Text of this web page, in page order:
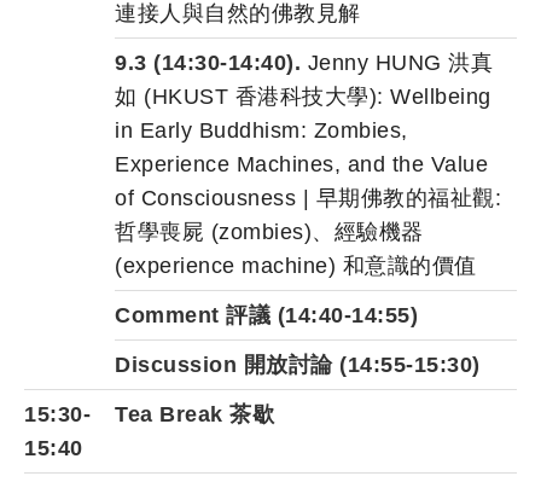
連接人與自然的佛教見解
9.3 (14:30-14:40). Jenny HUNG 洪真
如 (HKUST 香港科技大學): Wellbeing
in Early Buddhism: Zombies,
Experience Machines, and the Value
of Consciousness | 早期佛教的福祉觀:
哲學喪屍 (zombies)、經驗機器
(experience machine) 和意識的價值
Comment 評議 (14:40-14:55)
Discussion 開放討論 (14:55-15:30)
15:30-
15:40
Tea Break 茶歇